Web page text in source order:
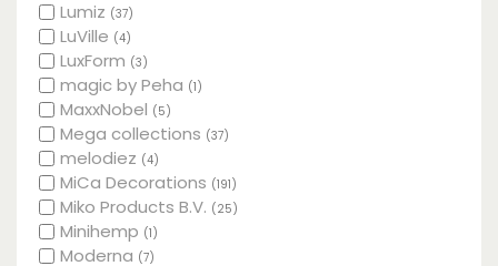
Lumiz (37)
LuVille (4)
LuxForm (3)
magic by Peha (1)
MaxxNobel (5)
Mega collections (37)
melodiez (4)
MiCa Decorations (191)
Miko Products B.V. (25)
Minihemp (1)
Moderna (7)